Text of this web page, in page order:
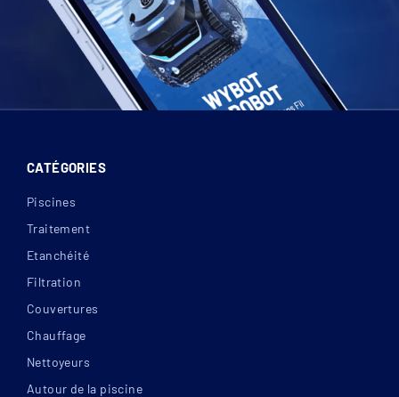
CATÉGORIES
Piscines
Traitement
Etanchéité
Filtration
Couvertures
Chauffage
Nettoyeurs
Autour de la piscine